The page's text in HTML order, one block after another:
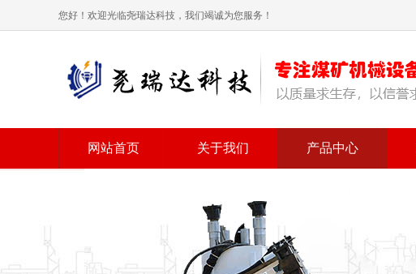
您好！欢迎光临尧瑞达科技，我们竭诚为您服务！
网站首页 关于我们 产品中心